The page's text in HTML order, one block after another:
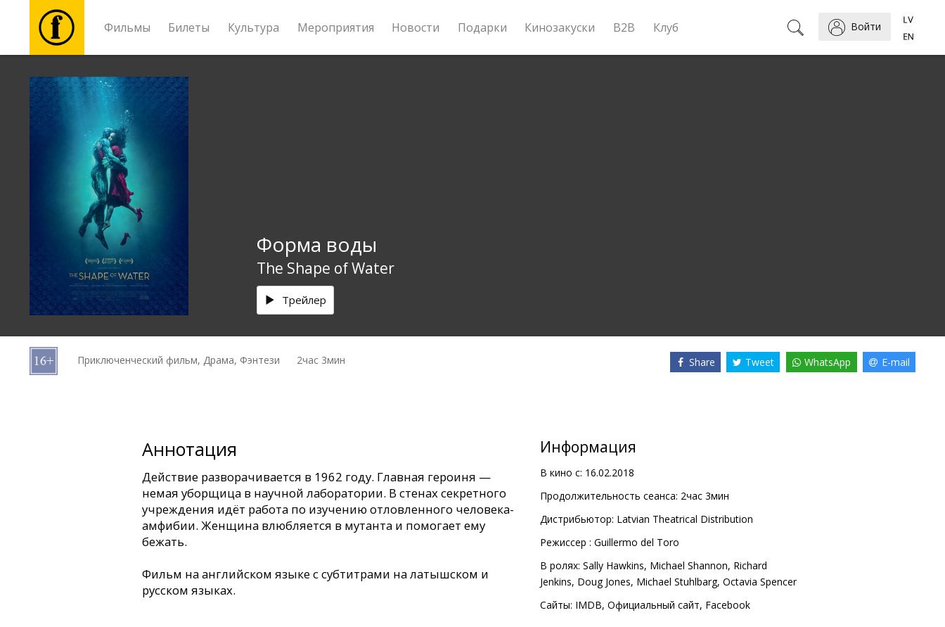
Фильмы Билеты Культура Мероприятия Новости Подарки Кинозакуски B2B Клуб Войти
Фильмы
Билеты
Культура
Мероприятия
Новости
Подарки
B2B
Форма воды
The Shape of Water
Трейлер
Приключенческий фильм, Драма, Фэнтези 2час 3мин Share Tweet WhatsApp E-mail
Аннотация
Действие разворачивается в 1962 году. Главная героиня —
немая уборщица в научной лаборатории. В стенах секретного
учреждения идёт работа по изучению отловленного человека-
амфибии. Женщина влюбляется в мутанта и помогает ему
бежать.
Фильм на английском языке с субтитрами на латышском и
русском языках.
Информация
В кино с: 16.02.2018
Продолжительность сеанса: 2час 3мин
Дистрибьютор: Latvian Theatrical Distribution
Pежиссер : Guillermo del Toro
В ролях: Sally Hawkins, Michael Shannon, Richard
Jenkins, Doug Jones, Michael Stuhlbarg, Octavia Spencer
Сайты: IMDB, Официальный сайт, Facebook